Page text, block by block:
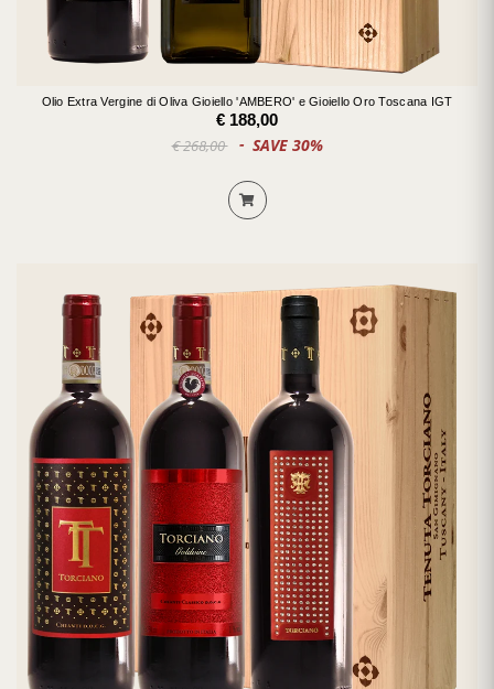
Olio Extra Vergine di Oliva Gioiello 'AMBERO' e Gioiello Oro Toscana IGT
€ 188,00
€ 268,00 SAVE 30%